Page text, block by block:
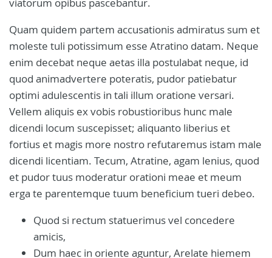
Quam quidem partem accusationis admiratus sum et
moleste tuli potissimum esse Atratino datam. Neque
enim decebat neque aetas illa postulabat neque, id
quod animadvertere poteratis, pudor patiebatur
optimi adulescentis in tali illum oratione versari.
Vellem aliquis ex vobis robustioribus hunc male
dicendi locum suscepisset; aliquanto liberius et
fortius et magis more nostro refutaremus istam male
dicendi licentiam. Tecum, Atratine, agam lenius, quod
et pudor tuus moderatur orationi meae et meum
erga te parentemque tuum beneficium tueri debeo.
Quod si rectum statuerimus vel concedere
amicis,
Dum haec in oriente aguntur, Arelate hiemem